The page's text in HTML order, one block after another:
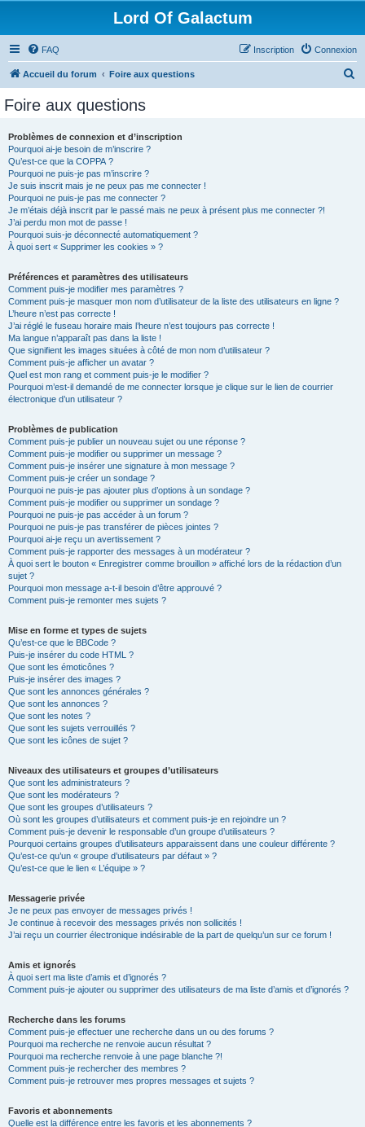
Lord Of Galactum
FAQ Connexion
Inscription
Accueil du forum Foire aux questions
Foire aux questions
Problèmes de connexion et d’inscription
Pourquoi ai-je besoin de m’inscrire ?
Qu’est-ce que la COPPA ?
Pourquoi ne puis-je pas m’inscrire ?
Je suis inscrit mais je ne peux pas me connecter !
Pourquoi ne puis-je pas me connecter ?
Je m’étais déjà inscrit par le passé mais ne peux à présent plus me connecter ?!
J’ai perdu mon mot de passe !
Pourquoi suis-je déconnecté automatiquement ?
À quoi sert « Supprimer les cookies » ?
Préférences et paramètres des utilisateurs
Comment puis-je modifier mes paramètres ?
Comment puis-je masquer mon nom d’utilisateur de la liste des utilisateurs en ligne ?
L’heure n’est pas correcte !
J’ai réglé le fuseau horaire mais l’heure n’est toujours pas correcte !
Ma langue n’apparaît pas dans la liste !
Que signifient les images situées à côté de mon nom d’utilisateur ?
Comment puis-je afficher un avatar ?
Quel est mon rang et comment puis-je le modifier ?
Pourquoi m’est-il demandé de me connecter lorsque je clique sur le lien de courrier
électronique d’un utilisateur ?
Problèmes de publication
Comment puis-je publier un nouveau sujet ou une réponse ?
Comment puis-je modifier ou supprimer un message ?
Comment puis-je insérer une signature à mon message ?
Comment puis-je créer un sondage ?
Pourquoi ne puis-je pas ajouter plus d’options à un sondage ?
Comment puis-je modifier ou supprimer un sondage ?
Pourquoi ne puis-je pas accéder à un forum ?
Pourquoi ne puis-je pas transférer de pièces jointes ?
Pourquoi ai-je reçu un avertissement ?
Comment puis-je rapporter des messages à un modérateur ?
À quoi sert le bouton « Enregistrer comme brouillon » affiché lors de la rédaction d’un
sujet ?
Pourquoi mon message a-t-il besoin d’être approuvé ?
Comment puis-je remonter mes sujets ?
Mise en forme et types de sujets
Qu’est-ce que le BBCode ?
Puis-je insérer du code HTML ?
Que sont les émoticônes ?
Puis-je insérer des images ?
Que sont les annonces générales ?
Que sont les annonces ?
Que sont les notes ?
Que sont les sujets verrouillés ?
Que sont les icônes de sujet ?
Niveaux des utilisateurs et groupes d’utilisateurs
Que sont les administrateurs ?
Que sont les modérateurs ?
Que sont les groupes d’utilisateurs ?
Où sont les groupes d’utilisateurs et comment puis-je en rejoindre un ?
Comment puis-je devenir le responsable d’un groupe d’utilisateurs ?
Pourquoi certains groupes d’utilisateurs apparaissent dans une couleur différente ?
Qu’est-ce qu’un « groupe d’utilisateurs par défaut » ?
Qu’est-ce que le lien « L’équipe » ?
Messagerie privée
Je ne peux pas envoyer de messages privés !
Je continue à recevoir des messages privés non sollicités !
J’ai reçu un courrier électronique indésirable de la part de quelqu’un sur ce forum !
Amis et ignorés
À quoi sert ma liste d’amis et d’ignorés ?
Comment puis-je ajouter ou supprimer des utilisateurs de ma liste d’amis et d’ignorés ?
Recherche dans les forums
Comment puis-je effectuer une recherche dans un ou des forums ?
Pourquoi ma recherche ne renvoie aucun résultat ?
Pourquoi ma recherche renvoie à une page blanche ?!
Comment puis-je rechercher des membres ?
Comment puis-je retrouver mes propres messages et sujets ?
Favoris et abonnements
Quelle est la différence entre les favoris et les abonnements ?